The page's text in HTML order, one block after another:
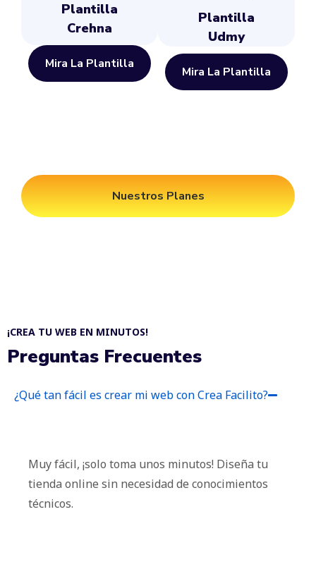
Plantilla
Crehna
Mira La Plantilla
Plantilla
Udmy
Mira La Plantilla
Nuestros Planes
¡CREA TU WEB EN MINUTOS!
Preguntas Frecuentes
¿Qué tan fácil es crear mi web con Crea Facilito?
Muy fácil, ¡solo toma unos minutos! Diseña tu
tienda online sin necesidad de conocimientos
técnicos.